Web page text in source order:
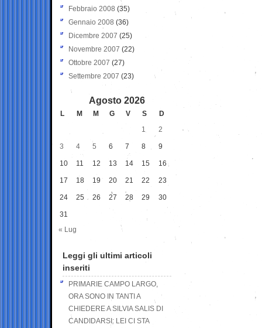
Febbraio 2008 (35)
Gennaio 2008 (36)
Dicembre 2007 (25)
Novembre 2007 (22)
Ottobre 2007 (27)
Settembre 2007 (23)
Agosto 2026
L M M G V S
D
1
2
3 4 5 6 7 8 9
10 11 12 13 14 15 16
17 18 19 20 21 22 23
24 25 26 27 28 29 30
31
« Lug
Leggi gli ultimi articoli
inseriti
PRIMARIE CAMPO LARGO,
ORA SONO IN TANTI A
CHIEDERE A SILVIA SALIS DI
CANDIDARSI: LEI CI STA